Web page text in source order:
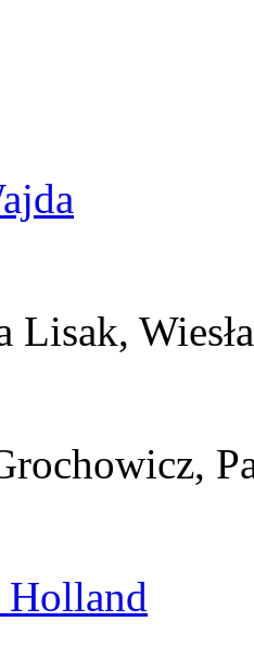
Lisak,
Holland